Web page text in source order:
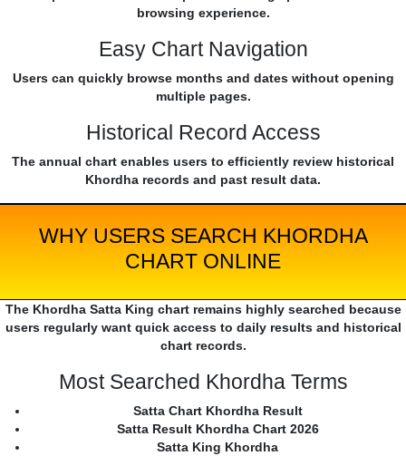
browsing experience.
Easy Chart Navigation
Users can quickly browse months and dates without opening
multiple pages.
Historical Record Access
The annual chart enables users to efficiently review historical
Khordha records and past result data.
WHY USERS SEARCH KHORDHA
CHART ONLINE
The Khordha Satta King chart remains highly searched because
users regularly want quick access to daily results and historical
chart records.
Most Searched Khordha Terms
Satta Chart Khordha Result
Satta Result Khordha Chart 2026
Satta King Khordha